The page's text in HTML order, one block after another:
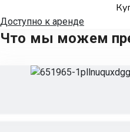
Доступно к аренде
Что мы можем